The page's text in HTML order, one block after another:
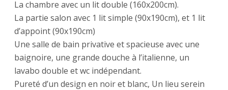
La chambre avec un lit double (160x200cm).
La partie salon avec 1 lit simple (90x190cm), et 1 lit
d’appoint (90x190cm)
Une salle de bain privative et spacieuse avec une
baignoire, une grande douche à l’italienne, un
lavabo double et wc indépendant.
Pureté d’un design en noir et blanc, Un lieu serein